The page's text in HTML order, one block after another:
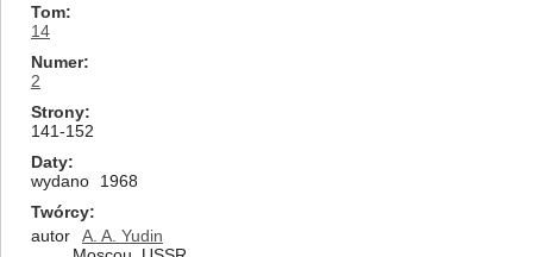
Tom
14
Numer
2
Strony
141-152
Daty
wydano
1968
Twórcy
autor
A. A. Yudin